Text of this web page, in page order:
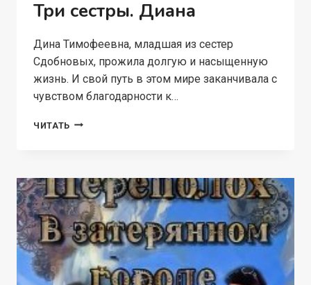
Три сестры. Диана
Дина Тимофеевна, младшая из сестер
Сдобновых, прожила долгую и насыщенную
жизнь. И свой путь в этом мире заканчивала с
чувством благодарности к…
ЧИТАТЬ ТРИ